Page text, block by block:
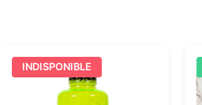
INDISPONIBLE